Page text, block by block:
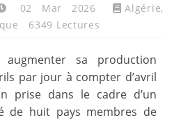
02 Mar 2026 Algérie,
6349 Lectures
augmenter sa production
par jour à compter d’avril
prise dans le cadre d’un
de huit pays membres de